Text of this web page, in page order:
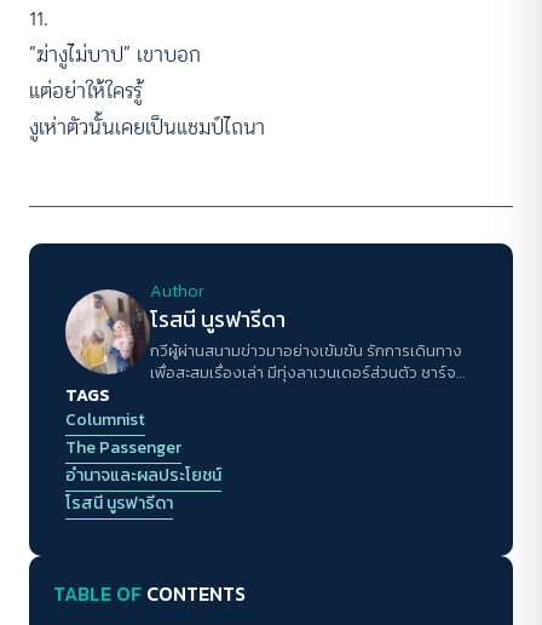
11.
“ฆ่างูไม่บาป” เขาบอก
แต่อย่าให้ใครรู้
งูเห่าตัวนั้นเคยเป็นแชมป์ไถนา
Author
โรสนี นูรฟารีดา
กวีผู้ผ่านสนามข่าวมาอย่างเข้มข้น รักการเดินทาง
เพื่อสะสมเรื่องเล่า มีทุ่งลาเวนเดอร์ส่วนตัว ชาร์จ
TAGS
Columnist
The Passenger
อำนาจและผลประโยชน์
โรสนี นูรฟารีดา
TABLE OF CONTENTS